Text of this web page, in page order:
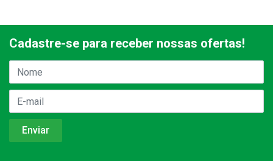
Cadastre-se para receber nossas ofertas!